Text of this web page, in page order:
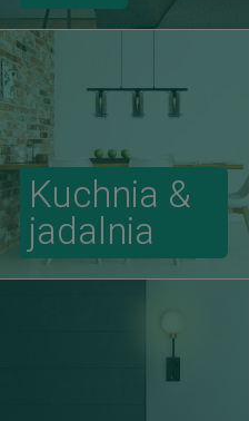
Kuchnia &
jadalnia